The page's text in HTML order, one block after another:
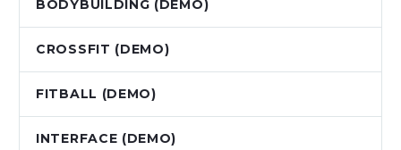
BODYBUILDING (DEMO)
CROSSFIT (DEMO)
FITBALL (DEMO)
INTERFACE (DEMO)